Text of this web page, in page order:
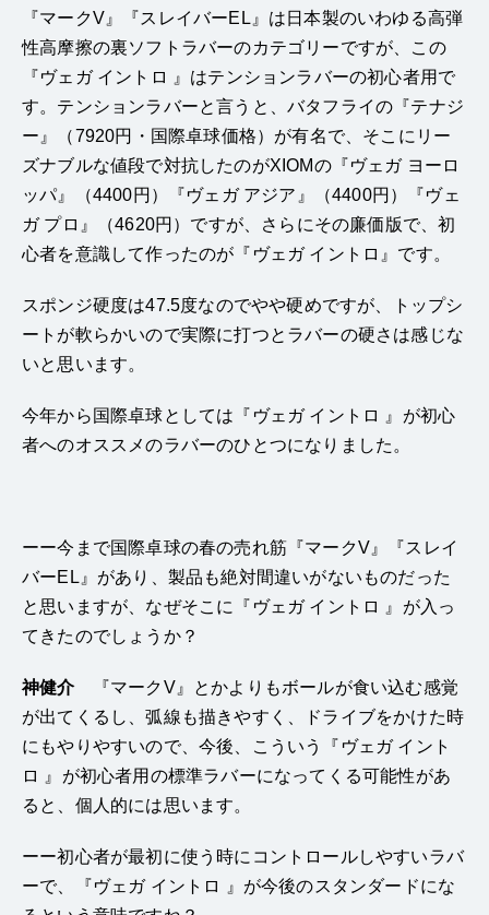
『マークV』『スレイバーEL』は日本製のいわゆる高弾
性高摩擦の裏ソフトラバーのカテゴリーですが、この
『ヴェガ イントロ 』はテンションラバーの初心者用で
す。テンションラバーと言うと、バタフライの『テナジ
ー』（7920円・国際卓球価格）が有名で、そこにリー
ズナブルな値段で対抗したのがXIOMの『ヴェガ ヨーロ
ッパ』（4400円）『ヴェガ アジア』（4400円）『ヴェ
ガ プロ』（4620円）ですが、さらにその廉価版で、初
心者を意識して作ったのが『ヴェガ イントロ』です。
スポンジ硬度は47.5度なのでやや硬めですが、トップシ
ートが軟らかいので実際に打つとラバーの硬さは感じな
いと思います。
今年から国際卓球としては『ヴェガ イントロ 』が初心
者へのオススメのラバーのひとつになりました。
ーー今まで国際卓球の春の売れ筋『マークV』『スレイ
バーEL』があり、製品も絶対間違いがないものだった
と思いますが、なぜそこに『ヴェガ イントロ 』が入っ
てきたのでしょうか？
神健介『マークV』とかよりもボールが食い込む感覚
が出てくるし、弧線も描きやすく、ドライブをかけた時
にもやりやすいので、今後、こういう『ヴェガ イント
ロ 』が初心者用の標準ラバーになってくる可能性があ
ると、個人的には思います。
ーー初心者が最初に使う時にコントロールしやすいラバ
ーで、『ヴェガ イントロ 』が今後のスタンダードにな